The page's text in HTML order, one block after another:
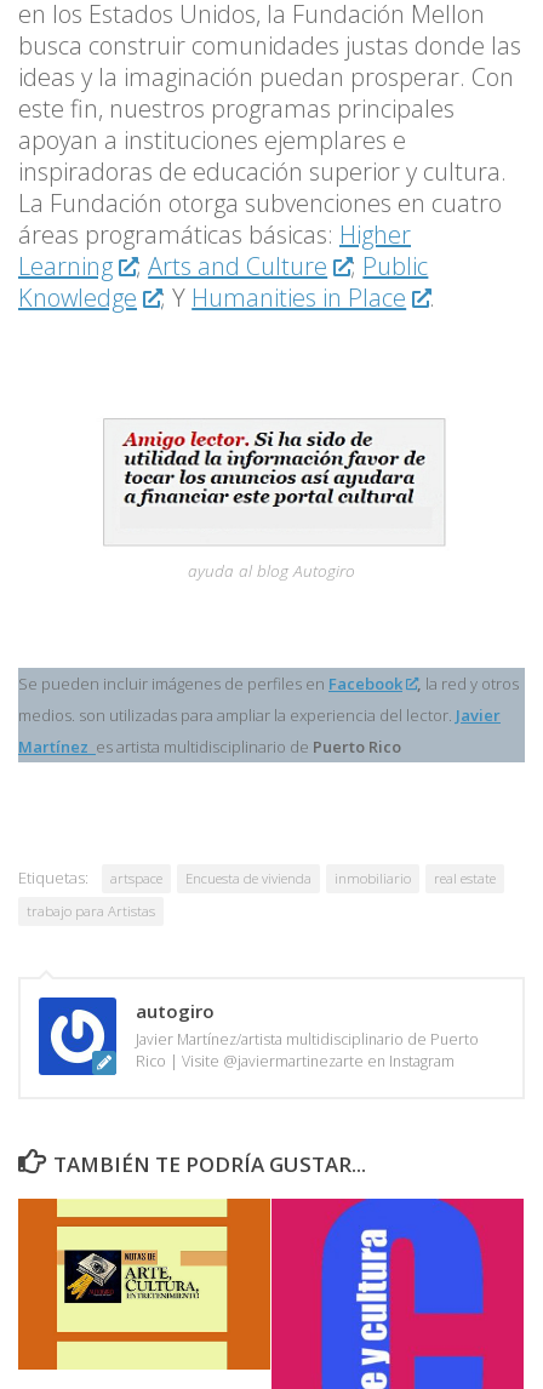
en los Estados Unidos, la Fundación Mellon
busca construir comunidades justas donde las
ideas y la imaginación puedan prosperar. Con
este fin, nuestros programas principales
apoyan a instituciones ejemplares e
inspiradoras de educación superior y cultura.
La Fundación otorga subvenciones en cuatro
áreas programáticas básicas: Higher
Learning
;Arts and Culture ; Public
Knowledge
; Y Humanities in Place .
ayuda al blog Autogiro
Se pueden incluir imágenes de perfiles en Facebook , la red y otros
medios. son utilizadas para ampliar la experiencia del lector. Javier
Martínez es artista multidisciplinario de Puerto Rico
Etiquetas: artspace Encuesta de vivienda inmobiliario
real estate
trabajo para Artistas
autogiro
Javier Martínez/artista multidisciplinario de Puerto
Rico | Visite @javiermartinezarte en Instagram
TAMBIÉN TE PODRÍA GUSTAR...